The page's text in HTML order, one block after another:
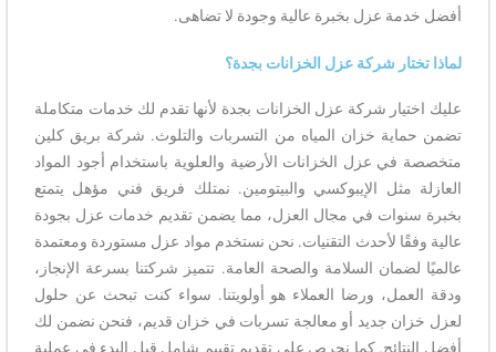
أفضل خدمة عزل بخبرة عالية وجودة لا تضاهى.
لماذا تختار شركة عزل الخزانات بجدة؟
عليك اختيار شركة عزل الخزانات بجدة لأنها تقدم لك خدمات متكاملة
تضمن حماية خزان المياه من التسربات والتلوث. شركة بريق كلين
متخصصة في عزل الخزانات الأرضية والعلوية باستخدام أجود المواد
العازلة مثل الإيبوكسي والبيتومين. نمتلك فريق فني مؤهل يتمتع
بخبرة سنوات في مجال العزل، مما يضمن تقديم خدمات عزل بجودة
عالية وفقًا لأحدث التقنيات. نحن نستخدم مواد عزل مستوردة ومعتمدة
عالميًا لضمان السلامة والصحة العامة. تتميز شركتنا بسرعة الإنجاز،
ودقة العمل، ورضا العملاء هو أولويتنا. سواء كنت تبحث عن حلول
لعزل خزان جديد أو معالجة تسربات في خزان قديم، فنحن نضمن لك
أفضل النتائج. كما نحرص على تقديم تقييم شامل قبل البدء في عملية